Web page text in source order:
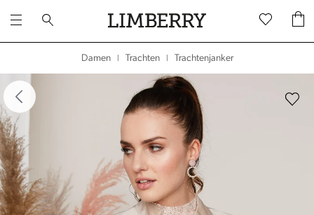
Damen Trachten Trachtenjanker
überspringen